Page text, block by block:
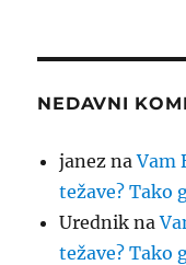
NEDAVNI
janez naVam
težave? Tako
Urednik na
težave? Tako